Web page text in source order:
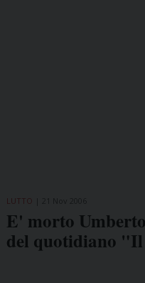
LUTTO
E' morto
del quotidiano